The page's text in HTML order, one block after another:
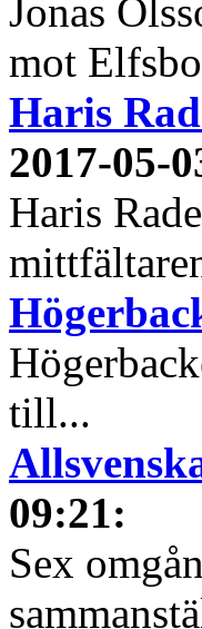
Jonas
mot
Haris
2017-05-
Haris
till...
09:21:
Sex